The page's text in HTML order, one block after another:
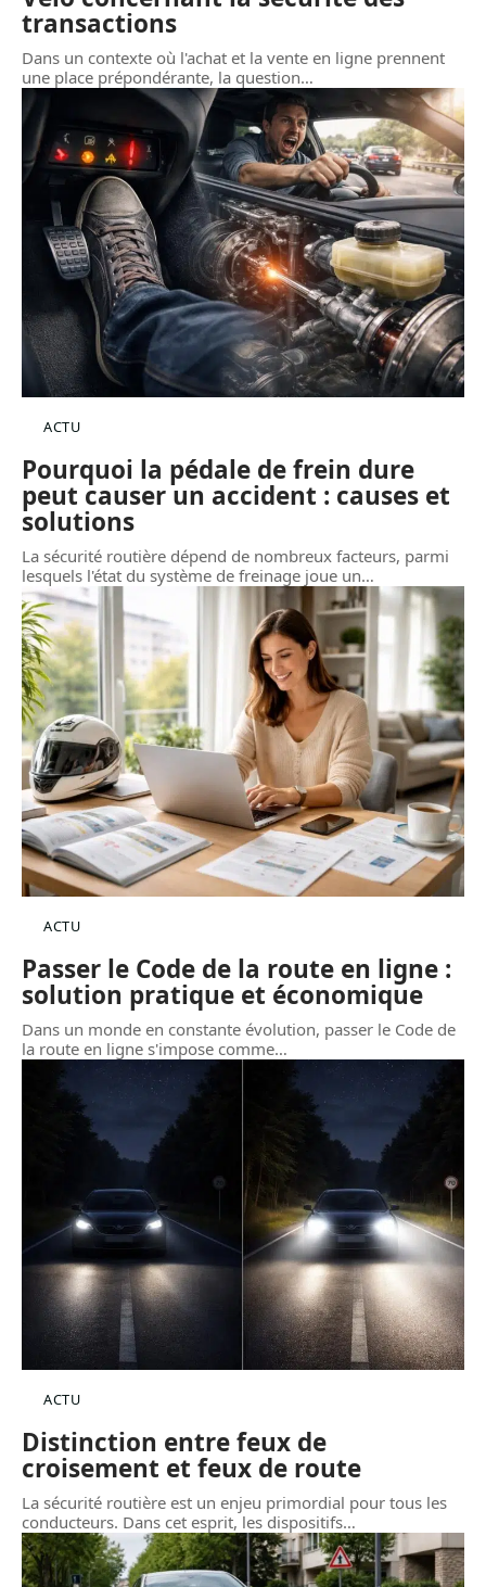
transactions
Dans un contexte où l'achat et la vente en ligne prennent
une place prépondérante, la question…
ACTU
Pourquoi la pédale de frein dure
peut causer un accident : causes et
solutions
La sécurité routière dépend de nombreux facteurs, parmi
lesquels l'état du système de freinage joue un…
ACTU
Passer le Code de la route en ligne :
solution pratique et économique
Dans un monde en constante évolution, passer le Code de
la route en ligne s'impose comme…
ACTU
Distinction entre feux de
croisement et feux de route
La sécurité routière est un enjeu primordial pour tous les
conducteurs. Dans cet esprit, les dispositifs…